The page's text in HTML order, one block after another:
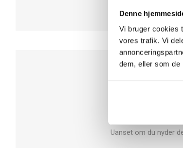
Denne
Vi bruger cookies
vores trafik. Vi
dem, eller som de
Milka Alpe Mælk 90
søde smag. Siden
Den delikate
Uanset om du nyder